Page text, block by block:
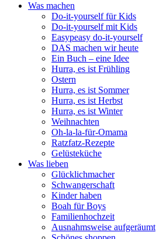
Was machen
Do-it-yourself für Kids
Do-it-yourself mit Kids
Easypeasy do-it-yourself
DAS machen wir heute
Ein Buch – eine Idee
Hurra, es ist Frühling
Ostern
Hurra, es ist Sommer
Hurra, es ist Herbst
Hurra, es ist Winter
Weihnachten
Oh-la-la-für-Omama
Ratzfatz-Rezepte
Gelüsteküche
Was lieben
Glücklichmacher
Schwangerschaft
Kinder haben
Boah für Boys
Familienhochzeit
Ausnahmsweise aufgeräumt